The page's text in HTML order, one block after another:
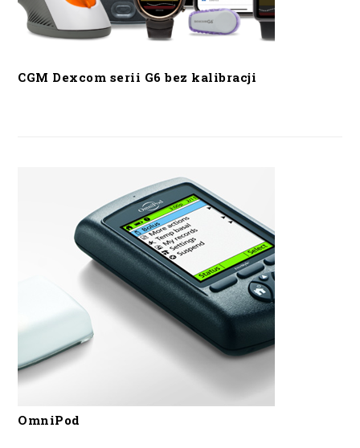
CGM Dexcom serii G6 bez kalibracji
OmniPod